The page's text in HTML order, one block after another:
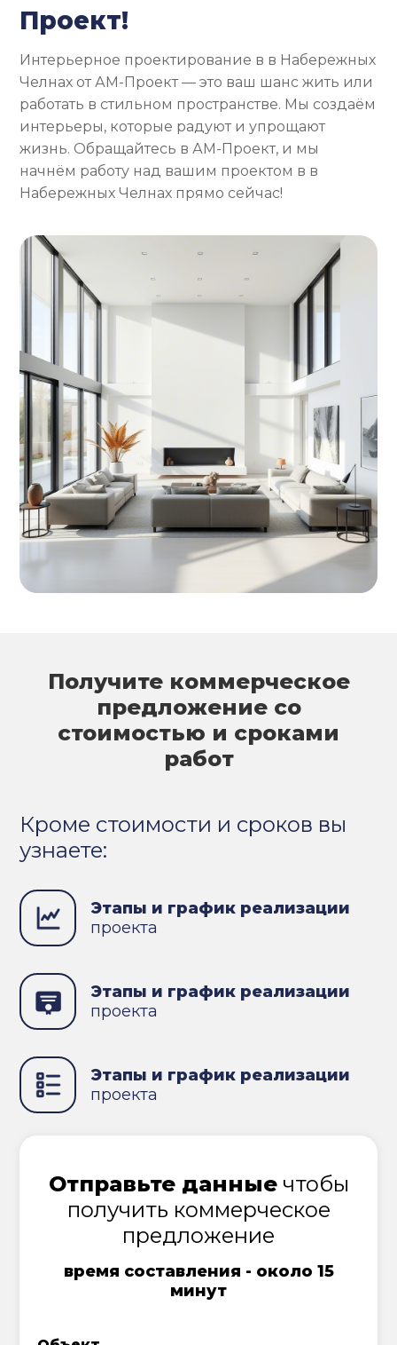
Проект!
Интерьерное проектирование в в Набережных
Челнах от АМ-Проект — это ваш шанс жить или
работать в стильном пространстве. Мы создаём
интерьеры, которые радуют и упрощают
жизнь. Обращайтесь в АМ-Проект, и мы
начнём работу над вашим проектом в в
Набережных Челнах прямо сейчас!
Получите коммерческое
предложение со
стоимостью и сроками
работ
Кроме стоимости и сроков вы
узнаете:
Этапы и график реализации
проекта
Этапы и график реализации
проекта
Этапы и график реализации
проекта
Отправьте данныечтобы
получить коммерческое
предложение
время составления - около 15
минут